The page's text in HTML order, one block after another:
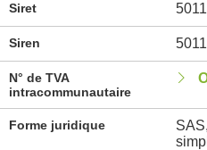
Siret
Siren
N° de TVA
intracommunautaire
Forme juridique